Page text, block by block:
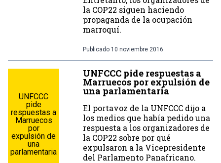
la COP22 siguen haciendo
propaganda de la ocupación
marroquí.
Publicado 10 noviembre 2016
UNFCCC
pide
respuestas a
Marruecos
por
expulsión de
una
parlamentaria
UNFCCC pide respuestas a
Marruecos por expulsión de
una parlamentaria
El portavoz de la UNFCCC dijo a
los medios que había pedido una
respuesta a los organizadores de
la COP22 sobre por qué
expulsaron a la Vicepresidente
del Parlamento Panafricano.